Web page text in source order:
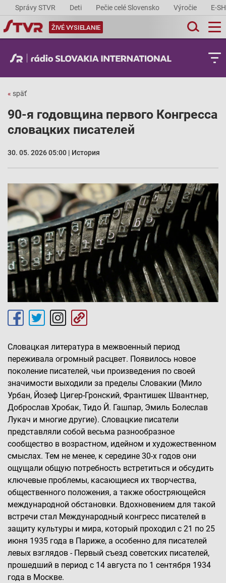
Správy STVR Deti Pečie celé Slovensko Výročie E-
ŽIVÉ VYSIELANIE
« späť
90-я годовщина первого Конгресса
словацких писателей
30. 05. 2026 05:00 | История
Словацкая литература в межвоенный период
переживала огромный расцвет. Появилось новое
поколение писателей, чьи произведения по своей
значимости выходили за пределы Словакии (Мило
Урбан, Йозеф Цигер-Гронский, Франтишек Швантнер,
Доброслав Хробак, Тидо Й. Гашпар, Эмиль Болеслав
Лукач и многие другие). Словацкие писатели
представляли собой весьма разнообразное
сообщество в возрастном, идейном и художественном
смыслах. Тем не менее, к середине 30-х годов они
ощущали общую потребность встретиться и обсудить
ключевые проблемы, касающиеся их творчества,
общественного положения, а также обостряющейся
международной обстановки. Вдохновением для такой
встречи стал Международный конгресс писателей в
защиту культуры и мира, который проходил с 21 по 25
июня 1935 года в Париже, а особенно для писателей
левых взглядов - Первый съезд советских писателей,
прошедший в период с 14 августа по 1 сентября 1934
года в Москве.